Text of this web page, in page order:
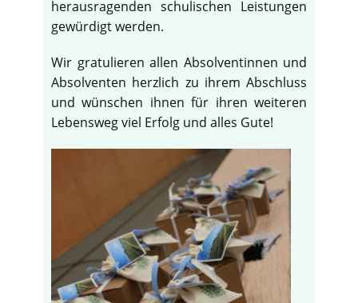
herausragenden schulischen Leistungen
gewürdigt werden.
Wir gratulieren allen Absolventinnen und
Absolventen herzlich zu ihrem Abschluss
und wünschen ihnen für ihren weiteren
Lebensweg viel Erfolg und alles Gute!